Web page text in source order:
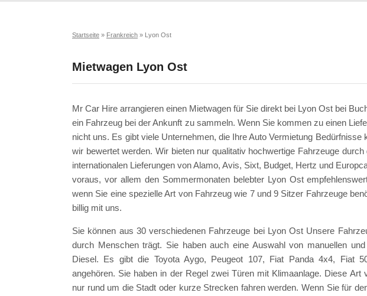
Startseite » Frankreich » Lyon Ost
Mietwagen Lyon Ost
Mr Car Hire arrangieren einen Mietwagen für Sie direkt bei Lyon Ost bei
ein Fahrzeug bei der Ankunft zu sammeln. Wenn Sie kommen zu einen
nicht uns. Es gibt viele Unternehmen, die Ihre Auto Vermietung
wir bewertet werden. Wir bieten nur qualitativ hochwertige Fahrzeuge
internationalen Lieferungen von Alamo, Avis, Sixt, Budget, Hertz und
voraus, vor allem den Sommermonaten belebter Lyon Ost
wenn Sie eine spezielle Art von Fahrzeug wie 7 und 9 Sitzer Fahrzeuge
billig mit uns.
Sie können aus 30 verschiedenen Fahrzeuge bei Lyon Ost Unsere
durch Menschen trägt. Sie haben auch eine Auswahl von manuellen
Diesel. Es gibt die Toyota Aygo, Peugeot 107, Fiat Panda 4x4, Fiat
angehören. Sie haben in der Regel zwei Türen mit Klimaanlage. Diese
nur rund um die Stadt oder kurze Strecken fahren werden. Wenn Sie für